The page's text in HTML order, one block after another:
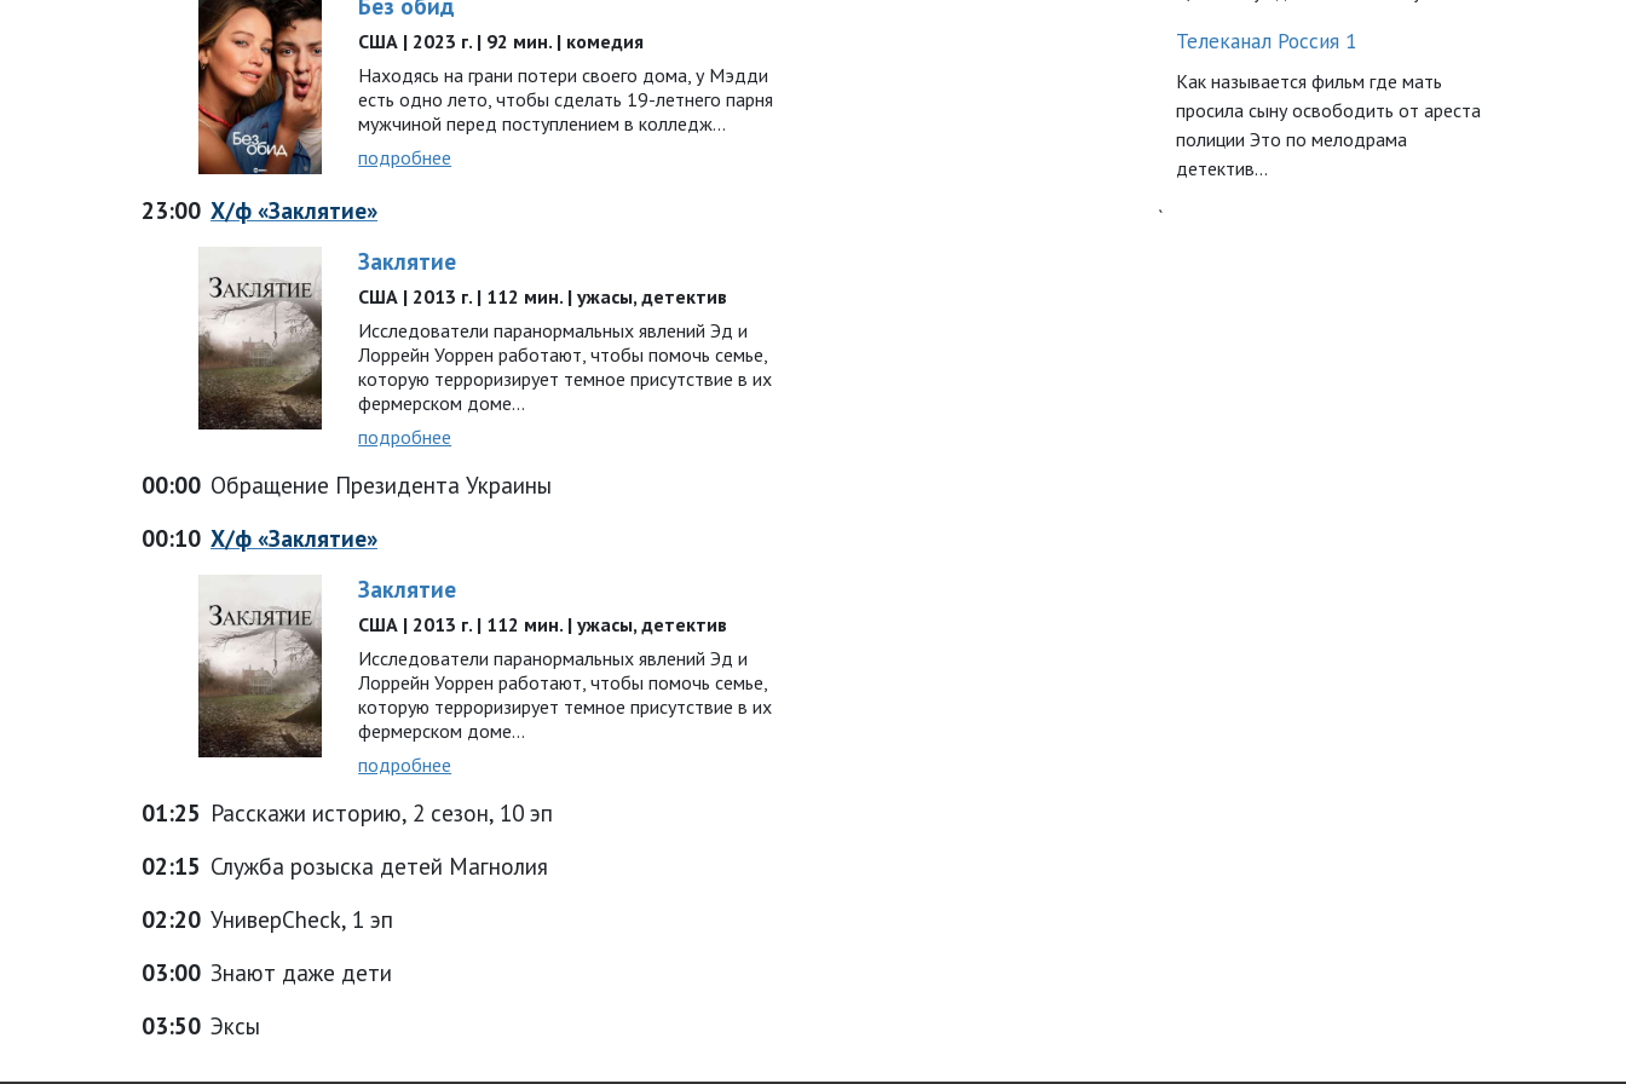
США | 2023 г. | 92 мин. | комедия
Находясь на грани потери своего дома, у Мэдди
есть одно лето, чтобы сделать 19-летнего парня
мужчиной перед поступлением в колледж…
подробнее
23:00 Х/ф «Заклятие»
Заклятие
США | 2013 г. | 112 мин. | ужасы, детектив
Исследователи паранормальных явлений Эд и
Лоррейн Уоррен работают, чтобы помочь семье,
которую терроризирует темное присутствие в их
фермерском доме...
подробнее
00:00 Обращение Президента Украины
00:10 Х/ф «Заклятие»
Заклятие
США | 2013 г. | 112 мин. | ужасы, детектив
Исследователи паранормальных явлений Эд и
Лоррейн Уоррен работают, чтобы помочь семье,
которую терроризирует темное присутствие в их
фермерском доме...
подробнее
01:25 Расскажи историю, 2 сезон, 10 эп
02:15 Служба розыска детей Магнолия
02:20 УниверCheck, 1 эп
03:00 Знают даже дети
03:50 Эксы
Телеканал Россия 1
Как называется фильм где мать
просила сыну освободить от ареста
полиции Это по мелодрама
детектив...
`